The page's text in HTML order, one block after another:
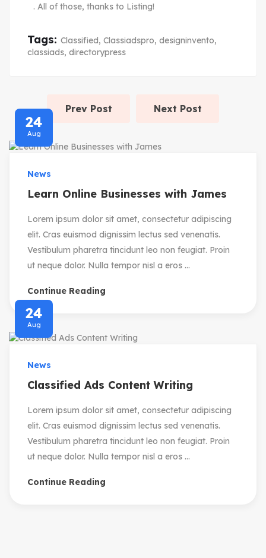
. All of those, thanks to Listing!
Tags: Classified, Classiadspro, designinvento,
classiads, directorypress
Prev Post Next Post
24
Aug
News
Learn Online Businesses with James
Lorem ipsum dolor sit amet, consectetur adipiscing
elit. Cras euismod dignissim lectus sed venenatis.
Vestibulum pharetra tincidunt leo non feugiat. Proin
ut neque dolor. Nulla tempor nisl a eros ...
Continue Reading
24
Aug
News
Classified Ads Content Writing
Lorem ipsum dolor sit amet, consectetur adipiscing
elit. Cras euismod dignissim lectus sed venenatis.
Vestibulum pharetra tincidunt leo non feugiat. Proin
ut neque dolor. Nulla tempor nisl a eros ...
Continue Reading